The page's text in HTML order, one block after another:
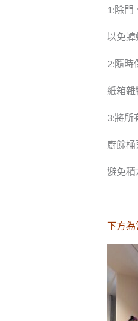
1:除門
以免蟑
2:隨時
紙箱雜
3:將所
廚餘
避免積
下方為